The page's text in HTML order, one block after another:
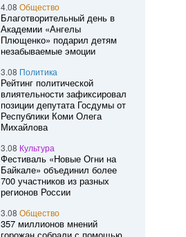
4.08 Общество
Благотворительный день в
Академии «Ангелы
Плющенко» подарил детям
незабываемые эмоции
3.08 Политика
Рейтинг политической
влиятельности зафиксировал
позиции депутата Госдумы от
Республики Коми Олега
Михайлова
3.08 Культура
Фестиваль «Новые Огни на
Байкале» объединил более
700 участников из разных
регионов России
3.08 Общество
357 миллионов мнений